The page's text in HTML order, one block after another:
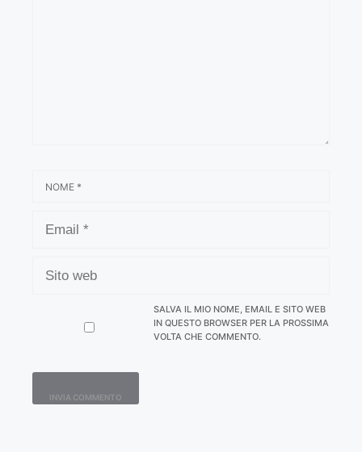
WEB
SALVA IL MIO NOME, EMAIL E SITO WEB
IN QUESTO BROWSER PER LA PROSSIMA
VOLTA CHE COMMENTO.